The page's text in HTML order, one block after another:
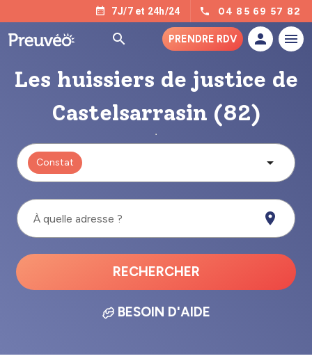
7J/7 et 24h/24 04 85 69 57 82
PRENDRE RDV
Les huissiers de justice de
Castelsarrasin (82)
Constat
À quelle adresse ?
RECHERCHER
BESOIN D'AIDE